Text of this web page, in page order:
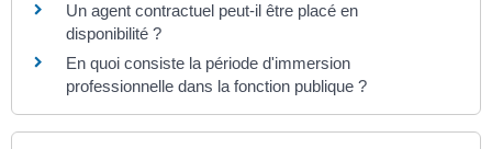
Un agent contractuel peut-il être placé en
disponibilité ?
En quoi consiste la période d'immersion
professionnelle dans la fonction publique ?